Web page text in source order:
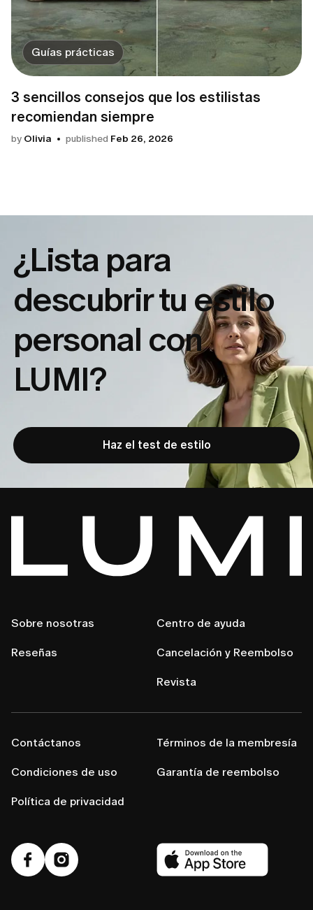
Guías prácticas
3 sencillos consejos que los estilistas
recomiendan siempre
by Olivia published Feb 26, 2026
¿Lista para
descubrir tu estilo
personal con
LUMI?
Haz el test de estilo
Sobre nosotras
Reseñas
Centro de ayuda
Cancelación y Reembolso
Revista
Contáctanos
Condiciones de uso
Política de privacidad
Términos de la membresía
Garantía de reembolso